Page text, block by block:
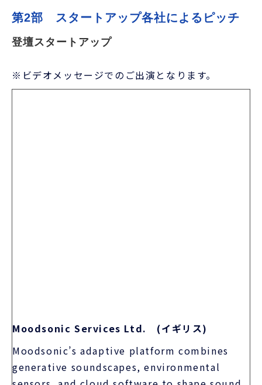
第2部　スタートアップ各社によるピッチ
登壇スタートアップ
※ビデオメッセージでのご出演となります。
and privacy across workplace, healthcare,
and other environments.
Moodsonicの適応型プラットフォームは、ジェネ
レーティブ・サウンドスケープ、環境センサー、ク